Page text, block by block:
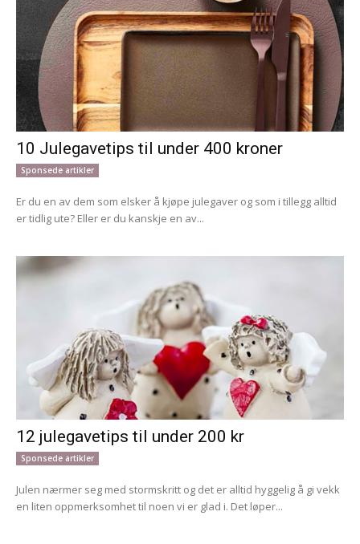
10 Julegavetips til under 400 kroner
Sponsede artikler
Er du en av dem som elsker å kjøpe julegaver og som i tillegg alltid
er tidlig ute? Eller er du kanskje en av...
12 julegavetips til under 200 kr
Sponsede artikler
Julen nærmer seg med stormskritt og det er alltid hyggelig å gi vekk
en liten oppmerksomhet til noen vi er glad i. Det løper...